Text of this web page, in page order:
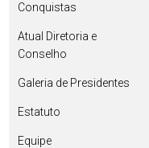
Conquistas
Atual Diretoria e
Conselho
Galeria de Presidentes
Estatuto
Equipe